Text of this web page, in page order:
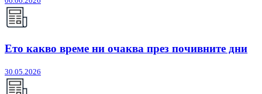
Ето какво време ни очаква през почивните дни
30.05.2026